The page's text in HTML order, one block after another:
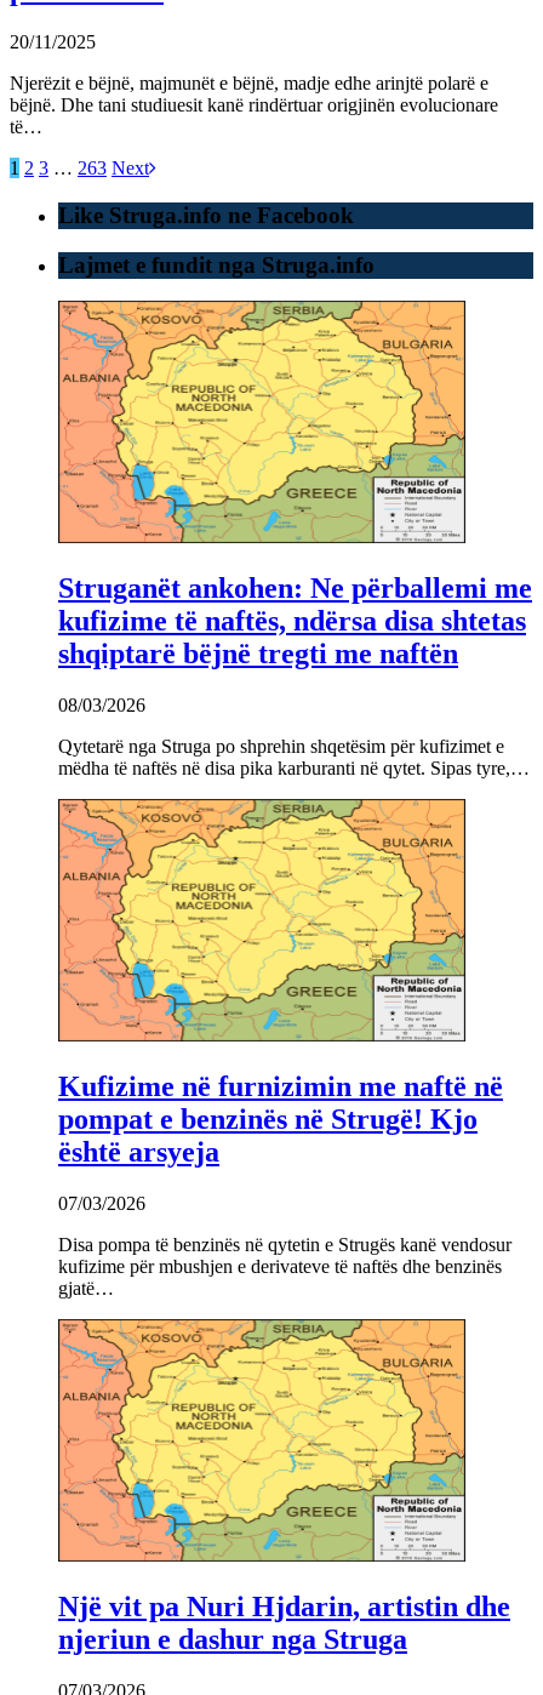
20/11/2025
Njerëzit e bëjnë, majmunët e bëjnë, madje edhe arinjtë polarë e
bëjnë. Dhe tani studiuesit kanë rindërtuar origjinën evolucionare
të…
1 2 3 … 263 Next
Like Struga.info ne Facebook
Lajmet e fundit nga Struga.info
Struganët ankohen: Ne përballemi me
kufizime të naftës, ndërsa disa shtetas
shqiptarë bëjnë tregti me naftën
08/03/2026
Qytetarë nga Struga po shprehin shqetësim për kufizimet e
mëdha të naftës në disa pika karburanti në qytet. Sipas tyre,…
Kufizime në furnizimin me naftë në
pompat e benzinës në Strugë! Kjo
është arsyeja
07/03/2026
Disa pompa të benzinës në qytetin e Strugës kanë vendosur
kufizime për mbushjen e derivateve të naftës dhe benzinës
gjatë…
Një vit pa Nuri Hjdarin, artistin dhe
njeriun e dashur nga Struga
07/03/2026